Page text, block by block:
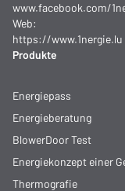
www.facebook.com/
Web:
https://www.1nergie.lu
Produkte
Energiepass
Energieberatung
BlowerDoor Test
Energiekonzept einer
Thermografie